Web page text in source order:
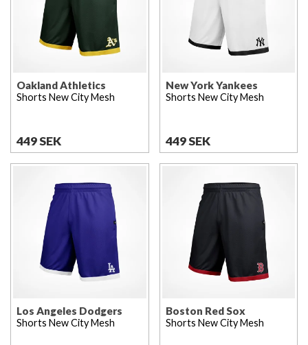
Oakland Athletics
Shorts New City Mesh
449 SEK
New York Yankees
Shorts New City Mesh
449 SEK
Los Angeles Dodgers
Shorts New City Mesh
Boston Red Sox
Shorts New City Mesh